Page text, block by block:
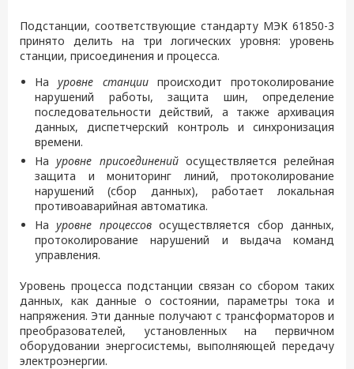
Подстанции, соответствующие стандарту МЭК 61850-3
принято делить на три логических уровня: уровень
станции, присоединения и процесса.
Науровне станциипроисходит протоколирование
нарушений работы, защита шин, определение
последовательности действий, а также архивация
данных, диспетчерский контроль и синхронизация
времени.
Науровне присоединенийосуществляется релейная
защита и мониторинг линий, протоколирование
нарушений (сбор данных), работает локальная
противоаварийная автоматика.
Науровне процессовосуществляется сбор данных,
протоколирование нарушений и выдача команд
управления.
Уровень процесса подстанции связан со сбором таких
данных, как данные о состоянии, параметры тока и
напряжения. Эти данные получают с трансформаторов и
преобразователей, установленных на первичном
оборудовании энергосистемы, выполняющей передачу
электроэнергии.